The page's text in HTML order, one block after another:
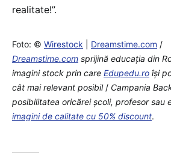
realitate!”.
Foto: © Wirestock Dreamstime.com /
Dreamstime.com sprijină educaţia din
imagini stock prin care Edupedu.ro îşi
cât mai relevant posibil/ Campania
posibilitatea oricărei școli, profesor sau
imagini de calitate cu 50% discount.